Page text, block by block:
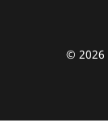
© 2026